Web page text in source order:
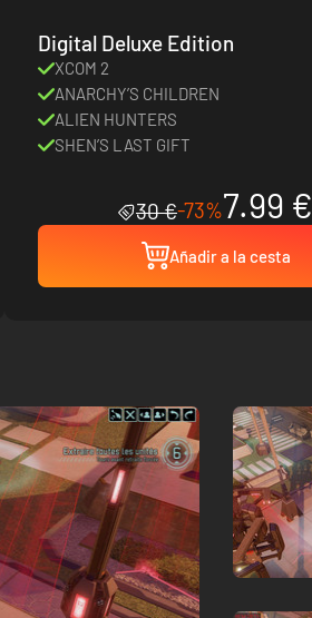
Digital Deluxe Edition
XCOM 2
ANARCHY’S CHILDREN
ALIEN HUNTERS
SHEN’S LAST GIFT
30 €-73%7.99 €
Añadir a la cesta